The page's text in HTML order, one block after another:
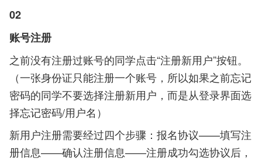
02
账号注册
之前没有注册过账号的同学点击“注册新用户”按钮。
（一张身份证只能注册一个账号，所以如果之前忘记
密码的同学不要选择注册新用户，而是从登录界面选
择忘记密码/用户名）
新用户注册需要经过四个步骤：报名协议——填写注
册信息——确认注册信息——注册成功勾选协议后，